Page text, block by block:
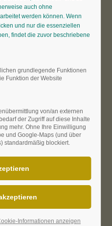
einer unabhängigen
und bestätigen.
des
e.V. (ZVG),
Stauden“.
bewerten die
die Pflanzenqualität
Produktionsweise in
(Prüfungsbögen als
drei Prüfer –
auch ohne
werden können. Wenn
und nur die essenziellen
findet die zuvor beschriebene
grundlegende Funktionen
Funktion der Website
von/an externen
der Zugriff auf diese Inhalte
mehr. Ohne Ihre Einwilligung
und Google-Maps (und über
standardmäßig blockiert.
Informationen anzeigen